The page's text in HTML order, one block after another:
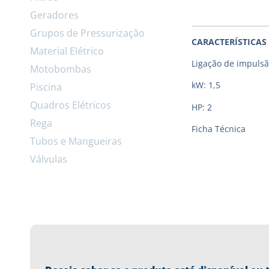
Geradores
Grupos de Pressurização
Material Elétrico
Motobombas
Piscina
Quadros Elétricos
Rega
Tubos e Mangueiras
Válvulas
CARACTERÍSTICAS
Ligação de
kW: 1,5
HP: 2
Ficha Técnica